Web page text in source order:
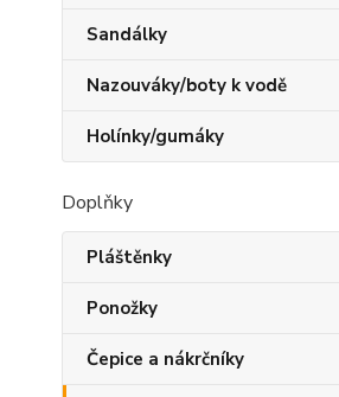
Sandálky
Nazouváky/boty k vodě
Holínky/gumáky
Doplňky
Pláštěnky
Ponožky
Čepice a nákrčníky